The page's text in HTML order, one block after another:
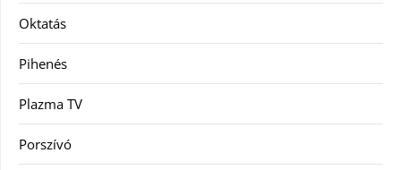
Oktatás
Pihenés
Plazma TV
Porszívó